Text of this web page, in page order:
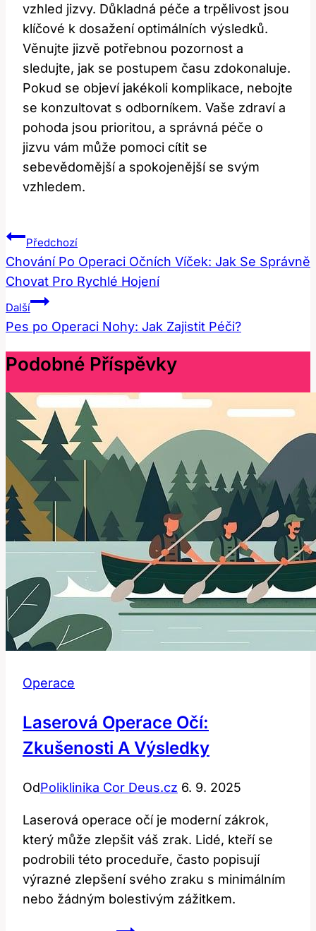
vzhled jizvy. Důkladná péče a trpělivost jsou
klíčové k dosažení‌ optimálních výsledků.
Věnujte ⁤jizvě potřebnou pozornost a
sledujte, jak se postupem ​času‍ zdokonaluje.
Pokud se objeví jakékoli komplikace, nebojte
⁢se konzultovat s odborníkem. Vaše ⁣zdraví a
pohoda jsou prioritou, a​ správná​ péče o
jizvu ‌vám může pomoci cítit se
sebevědomější a spokojenější se svým
vzhledem.
Navigace
Pro
Příspěvek
Předchozí
Chování Po Operaci Očních Víček: Jak Se Správně
Chovat Pro Rychlé Hojení
Další
Pes po Operaci Nohy: Jak Zajistit Péči?
Podobné Příspěvky
Operace
Laserová Operace Očí:
Zkušenosti A Výsledky
OdPoliklinika Cor Deus.cz 6. 9. 2025
Laserová operace očí je moderní zákrok,
který může zlepšit váš zrak. Lidé, kteří se
podrobili této proceduře, často popisují
výrazné zlepšení svého zraku s minimálním
nebo žádným bolestivým zážitkem.